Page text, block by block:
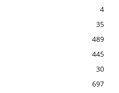
4
35
489
445
30
697